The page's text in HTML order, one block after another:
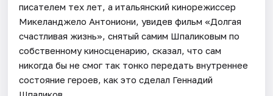
писателем тех лет, а итальянский кинорежиссер
Микеланджело Антониони, увидев фильм «Долгая
счастливая жизнь», снятый самим Шпаликовым по
собственному киносценарию, сказал, что сам
никогда бы не смог так тонко передать внутреннее
состояние героев, как это сделал Геннадий